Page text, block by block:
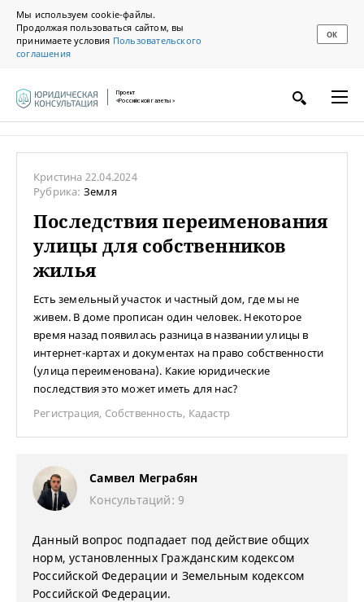
Мы используем cookie-файлы.
Продолжая пользоваться сайтом, вы
принимаете условия Пользовательского
соглашения
ОК
Проект
«Российской газеты»
Кристина 22.04.2024
Рубрика: Земля
Последствия переименования
улицы для собственников
жилья
Есть земельный участок и частный дом, где мы не
живем. В доме прописан один человек. Некоторое
время назад появилась разница в названии улицы в
интернет-картах и документах на право собственности
(улица переименована). Какие юридические
последствия это может иметь для нас?
Регистрация, Собственность, Кадастр
Самвел Меграбян
Консультаций: 9
Данный вопрос подпадает под действие общих
норм, установленных Гражданским кодексом
Российской Федерации и Земельным кодексом
Российской Федерации.